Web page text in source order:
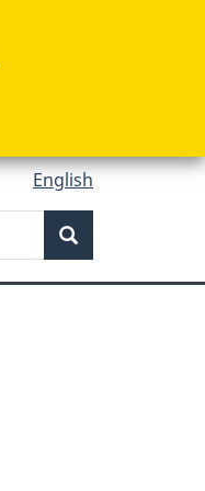
English